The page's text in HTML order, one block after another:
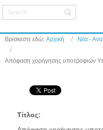
Βρίσκεστε εδώ: Αρχική Νέα -
Απόφαση χορήγησης υποτροφιών
Τίτλος: